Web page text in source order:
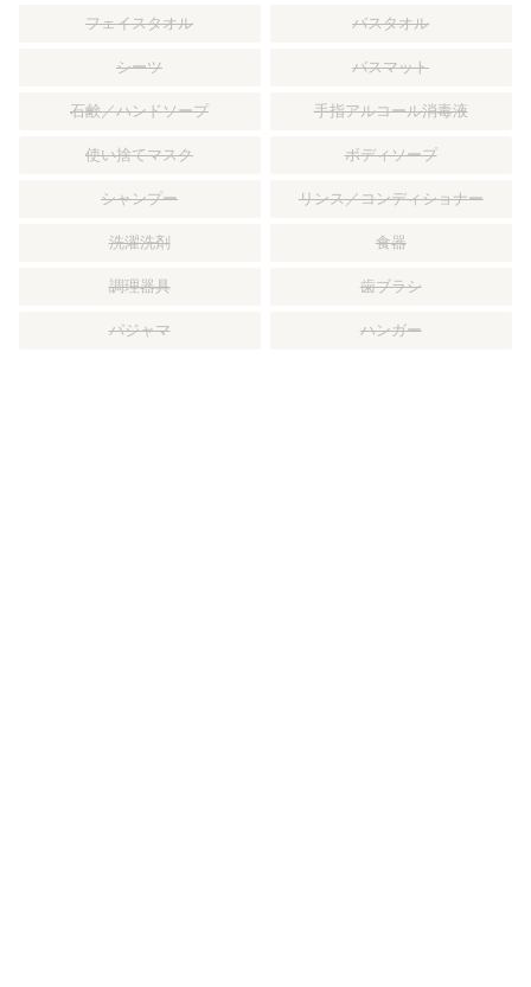
フェイスタオル バスタオル
シーツ バスマット
石鹸／ハンドソープ 手指アルコール消毒液
使い捨てマスク ボディソープ
シャンプー リンス／コンディショナー
洗濯洗剤 食器
調理器具 歯ブラシ
パジャマ ハンガー